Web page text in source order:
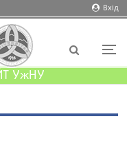
Вхід
УжНУ